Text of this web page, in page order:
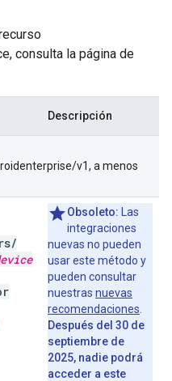
consulta la página de
Descripción
v1, a menos
/
Obsoleto: Las
integraciones
nuevas no pueden
usar este método y
pueden consultar
nuestras nuevas
recomendaciones
Después del 30 de
septiembre de
2025, nadie podrá
acceder a este